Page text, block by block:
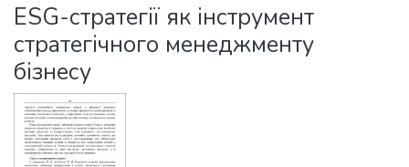
Statistics
ESG-стратегії як інструмент
стратегічного менеджменту
бізнесу